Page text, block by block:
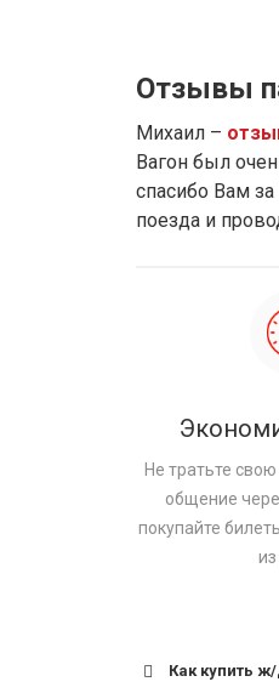
Отзывы
Михаил –
Вагон был
спасибо Вам
поезда и
Не тратьте
общение
покупайте
Как купить